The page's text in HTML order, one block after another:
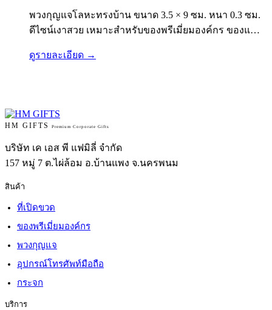
พวงกุญแจโลหะทรงบ้าน ขนาด 3.5 × 9 ซม. หนา 0.3 ซม.
ดีไซน์เงาสวย เหมาะสำหรับของพรีเมี่ยมองค์กร ของแจก
ดูรายละเอียด →
HM GIFTS Premium Corporate Gifts
บริษัท เค เอส พี แฟมิลี่ จำกัด
157 หมู่ 7 ต.ไผ่ล้อม อ.บ้านแพง จ.นครพนม
สินค้า
ที่เปิดขวด
ของพรีเมี่ยมองค์กร
พวงกุญแจ
อุปกรณ์โทรศัพท์มือถือ
กระจก
บริการ